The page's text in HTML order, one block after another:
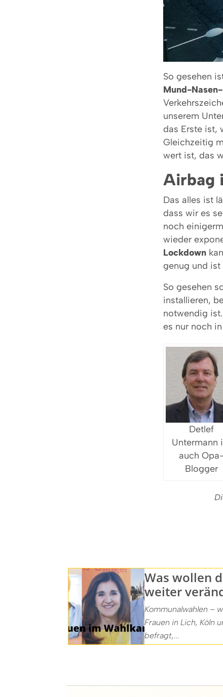
So gesehen
Mund-
unserem
das Erste ist,
Gleichzeitig
wert ist, das
Airbag
Das alles ist
dass wir es
noch
wieder
Lockdown
genug und ist
So gesehen
installieren,
notwendig
es nur noch
Detlef
Untermann
auch
Blogger
Was wollen
weiter
Kommunalwahlen –
Frauen in Lich, Köln
befragt,...